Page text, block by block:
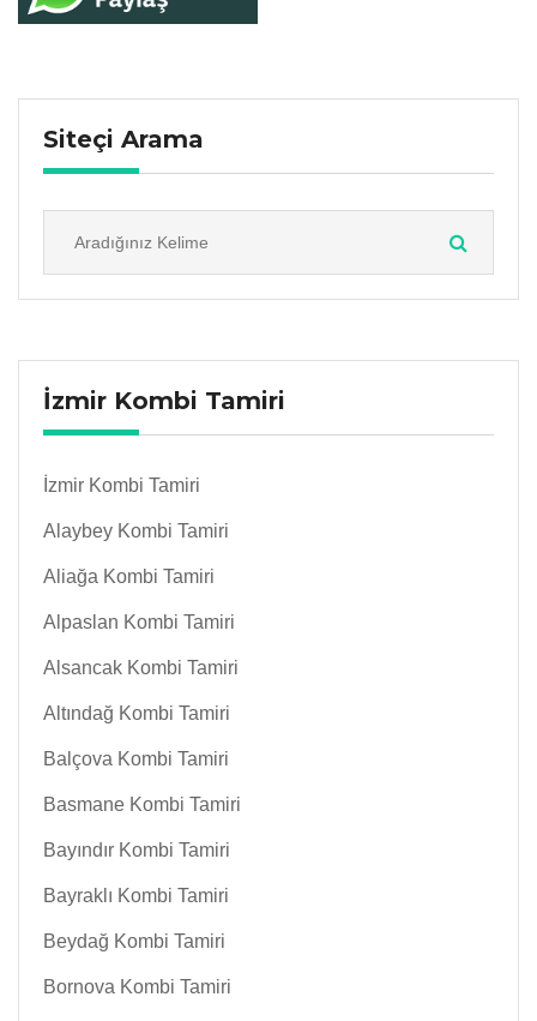
Siteçi Arama
İzmir Kombi Tamiri
İzmir Kombi Tamiri
Alaybey Kombi Tamiri
Aliağa Kombi Tamiri
Alpaslan Kombi Tamiri
Alsancak Kombi Tamiri
Altındağ Kombi Tamiri
Balçova Kombi Tamiri
Basmane Kombi Tamiri
Bayındır Kombi Tamiri
Bayraklı Kombi Tamiri
Beydağ Kombi Tamiri
Bornova Kombi Tamiri